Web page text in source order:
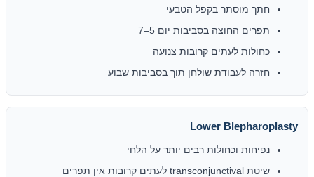
חתך מוסתר בקפל הטבעי
תפרים החוצה בסביבות יום 5–7
כחולות לעתים קרובות צנועה
חזרה לעבודת שולחן תוך בסביבות שבוע
Lower Blepharoplasty
נפיחות וכחולות רבים יותר על הלחי
שיטת transconjunctival לעתים קרובות אין תפרים